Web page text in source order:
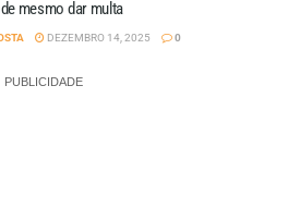
mesmo dar multa
DEZEMBRO 14, 2025 0
PUBLICIDADE